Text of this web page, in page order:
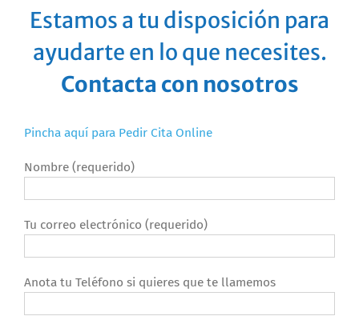
Estamos a tu disposición para
ayudarte en lo que necesites.
Contacta con nosotros
Pincha aquí para Pedir Cita Online
Nombre (requerido)
Tu correo electrónico (requerido)
Anota tu Teléfono si quieres que te llamemos